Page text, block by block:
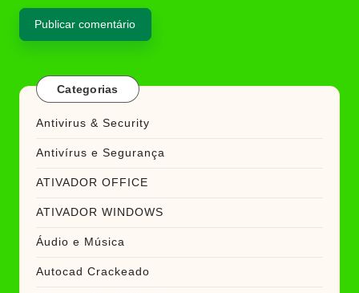
Categorias
Antivirus & Security
Antivírus e Segurança
ATIVADOR OFFICE
ATIVADOR WINDOWS
Áudio e Música
Autocad Crackeado